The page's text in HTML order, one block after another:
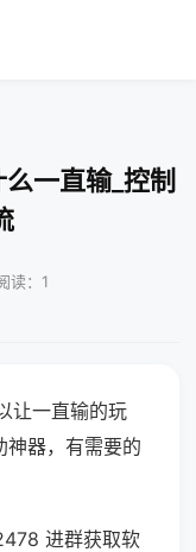
一直输_控制
读：1
让一直输的玩
神器，有需要的
进群获取软